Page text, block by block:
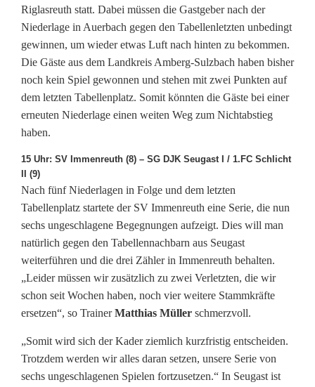
Riglasreuth statt. Dabei müssen die Gastgeber nach der
Niederlage in Auerbach gegen den Tabellenletzten unbedingt
gewinnen, um wieder etwas Luft nach hinten zu bekommen.
Die Gäste aus dem Landkreis Amberg-Sulzbach haben bisher
noch kein Spiel gewonnen und stehen mit zwei Punkten auf
dem letzten Tabellenplatz. Somit könnten die Gäste bei einer
erneuten Niederlage einen weiten Weg zum Nichtabstieg
haben.
15 Uhr: SV Immenreuth (8) – SG DJK Seugast I / 1.FC Schlicht
II (9)
Nach fünf Niederlagen in Folge und dem letzten
Tabellenplatz startete der SV Immenreuth eine Serie, die nun
sechs ungeschlagene Begegnungen aufzeigt. Dies will man
natürlich gegen den Tabellennachbarn aus Seugast
weiterführen und die drei Zähler in Immenreuth behalten.
„Leider müssen wir zusätzlich zu zwei Verletzten, die wir
schon seit Wochen haben, noch vier weitere Stammkräfte
ersetzen“, so TrainerMatthias Müller schmerzvoll.
„Somit wird sich der Kader ziemlich kurzfristig entscheiden.
Trotzdem werden wir alles daran setzen, unsere Serie von
sechs ungeschlagenen Spielen fortzusetzen.“ In Seugast ist